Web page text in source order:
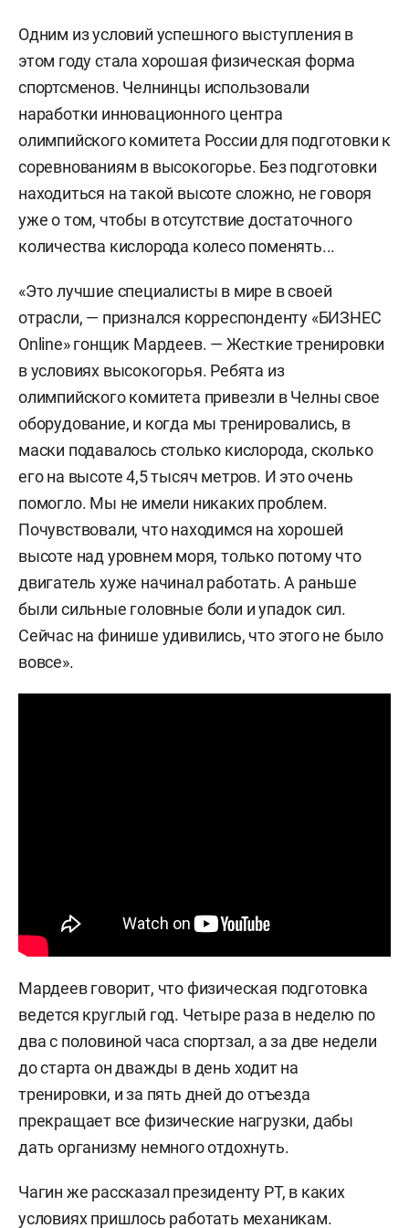
Одним из условий успешного выступления в
этом году стала хорошая физическая форма
спортсменов. Челнинцы использовали
наработки инновационного центра
олимпийского комитета России для подготовки к
соревнованиям в высокогорье. Без подготовки
находиться на такой высоте сложно, не говоря
уже о том, чтобы в отсутствие достаточного
количества кислорода колесо поменять...
«Это лучшие специалисты в мире в своей
отрасли, — признался корреспонденту «БИЗНЕС
Online» гонщик Мардеев. — Жесткие тренировки
в условиях высокогорья. Ребята из
олимпийского комитета привезли в Челны свое
оборудование, и когда мы тренировались, в
маски подавалось столько кислорода, сколько
его на высоте 4,5 тысяч метров. И это очень
помогло. Мы не имели никаких проблем.
Почувствовали, что находимся на хорошей
высоте над уровнем моря, только потому что
двигатель хуже начинал работать. А раньше
были сильные головные боли и упадок сил.
Сейчас на финише удивились, что этого не было
вовсе».
Мардеев говорит, что физическая подготовка
ведется круглый год. Четыре раза в неделю по
два с половиной часа спортзал, а за две недели
до старта он дважды в день ходит на
тренировки, и за пять дней до отъезда
прекращает все физические нагрузки, дабы
дать организму немного отдохнуть.
Чагин же рассказал президенту РТ, в каких
условиях пришлось работать механикам.